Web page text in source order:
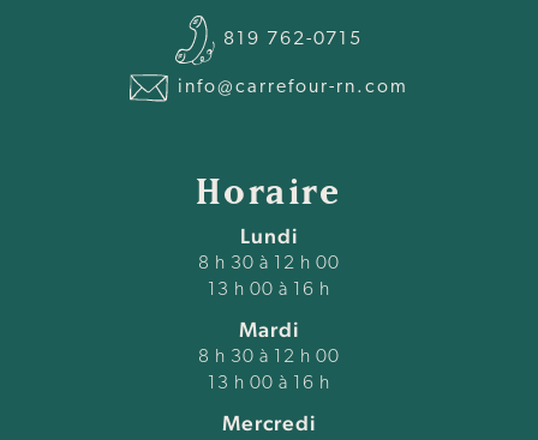
819 762-0715
info@carrefour-rn.com
Horaire
Lundi
8 h 30 à 12 h 00
13 h 00 à 16 h
Mardi
8 h 30 à 12 h 00
13 h 00 à 16 h
Mercredi